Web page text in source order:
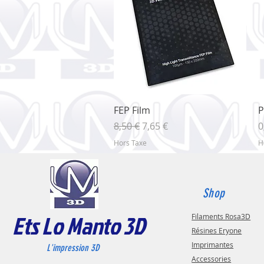
FEP Film
Prix original
8,50 €Prix promotionnel
7,65 €
Hors Taxe
Ets Lo Manto 3D
L'impression 3D
Shop
Filaments Rosa3D
Résines Eryone
Imprimantes
Accessories